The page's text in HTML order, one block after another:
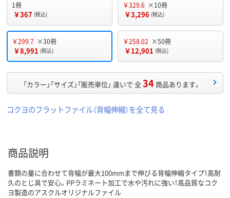
1冊
￥367 (税込)
￥329.6 ×10冊
￥3,296 (税込)
￥299.7 ×30冊
￥8,991 (税込)
￥258.02 ×50冊
￥12,901 (税込)
「カラー」「サイズ」「販売単位」 違いで 全34 商品あります。
コクヨのフラットファイル（背幅伸縮）を全て見る
商品説明
書類の量に合わせて背幅が最大100mmまで伸びる背幅伸縮タイプ！高耐
久のとじ具で安心。PPラミネート加工で水や汚れに強い！高品質なコク
ヨ製造のアスクルオリジナルファイル